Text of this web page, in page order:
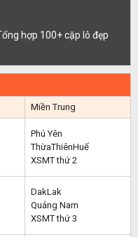
hợp 100+ cặp lô đẹp
Miền Trung
Phú Yên
ThừaThiênHuế
XSMT thứ 2
DakLak
Quảng Nam
XSMT thứ 3